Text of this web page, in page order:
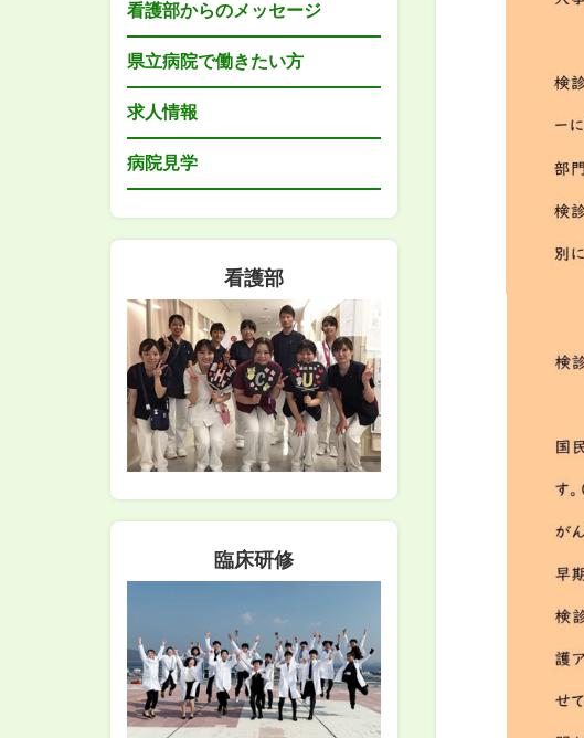
看護部からのメッセージ
県立病院で働きたい方
求人情報
病院見学
看護部
臨床研修